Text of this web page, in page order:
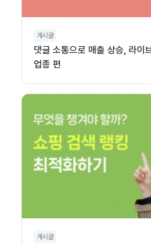
게시글
댓글 소통으로 매출 상승, 라이
업종 편
게시글